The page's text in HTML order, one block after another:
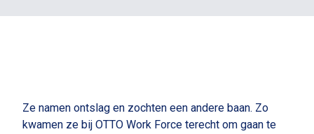
Ze namen ontslag en zochten een andere baan. Zo
kwamen ze bij OTTO Work Force terecht om gaan te